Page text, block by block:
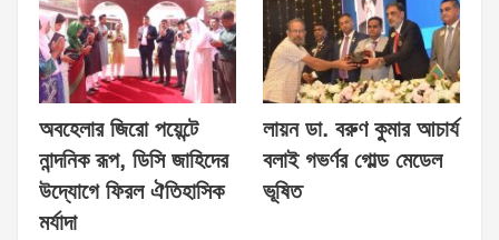
অবহেলার জিরো পয়েন্টে
নান্দনিক রূপ, ডিসি জাহিদের
উদ্যোগে ফিরল ঐতিহাসিক
মর্যাদা
লায়ন ডা. বরুণ কুমার আচার্য
বলাই গভর্ণর গোল্ড মেডেল
ভূষিত